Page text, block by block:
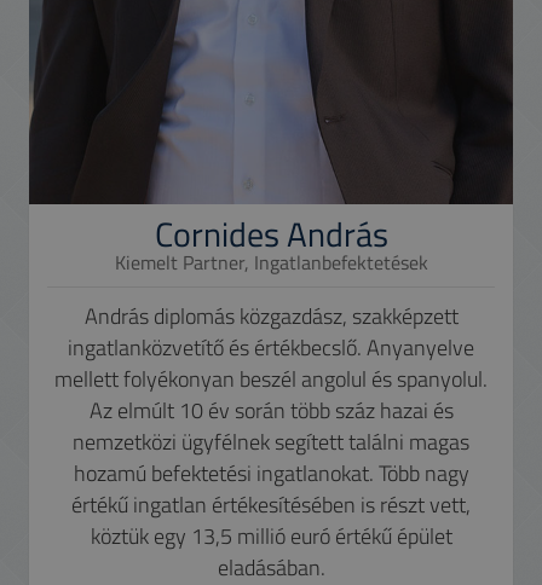
Cornides András
Kiemelt Partner, Ingatlanbefektetések
András diplomás közgazdász, szakképzett
ingatlanközvetítő és értékbecslő. Anyanyelve
mellett folyékonyan beszél angolul és spanyolul.
Az elmúlt 10 év során több száz hazai és
nemzetközi ügyfélnek segített találni magas
hozamú befektetési ingatlanokat. Több nagy
értékű ingatlan értékesítésében is részt vett,
köztük egy 13,5 millió euró értékű épület
eladásában.